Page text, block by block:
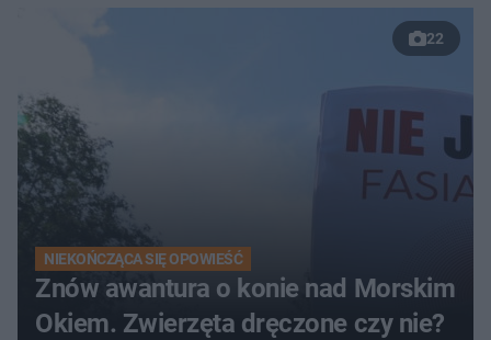
22
NIEKOŃCZĄCA SIĘ OPOWIEŚĆ
Znów awantura o konie nad Morskim
Okiem. Zwierzęta dręczone czy nie?